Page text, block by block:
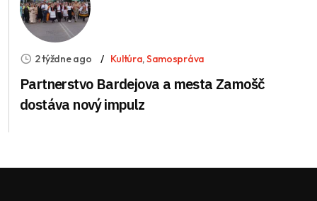
2 týždne ago Kultúra,Samospráva
Partnerstvo Bardejova a mesta Zamošč
dostáva nový impulz